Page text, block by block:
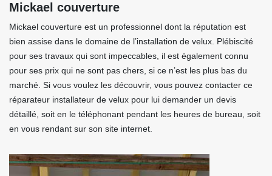
Mickael couverture
Mickael couverture est un professionnel dont la réputation est
bien assise dans le domaine de l’installation de velux. Plébiscité
pour ses travaux qui sont impeccables, il est également connu
pour ses prix qui ne sont pas chers, si ce n’est les plus bas du
marché. Si vous voulez les découvrir, vous pouvez contacter ce
réparateur installateur de velux pour lui demander un devis
détaillé, soit en le téléphonant pendant les heures de bureau, soit
en vous rendant sur son site internet.